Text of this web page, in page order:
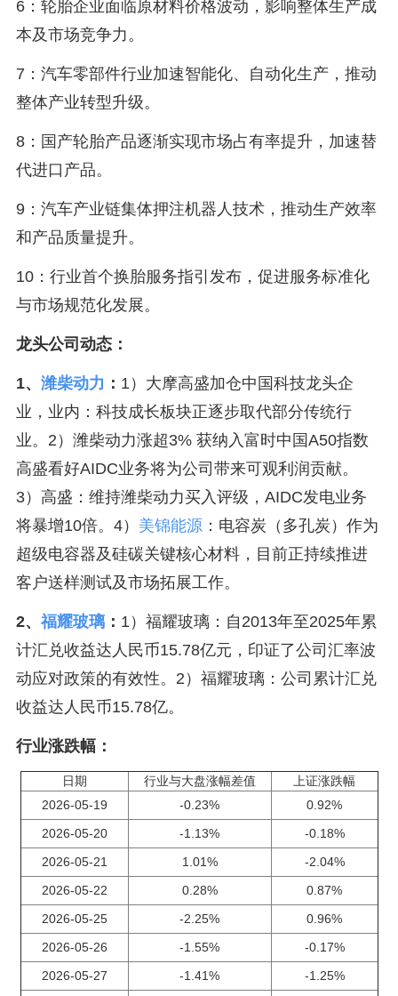
6：轮胎企业面临原材料价格波动，影响整体生产成
本及市场竞争力。
7：汽车零部件行业加速智能化、自动化生产，推动
整体产业转型升级。
8：国产轮胎产品逐渐实现市场占有率提升，加速替
代进口产品。
9：汽车产业链集体押注机器人技术，推动生产效率
和产品质量提升。
10：行业首个换胎服务指引发布，促进服务标准化
与市场规范化发展。
龙头公司动态：
1、 潍柴动力 ： 1）大摩高盛加仓中国科技龙头企
业，业内：科技成长板块正逐步取代部分传统行
业。2）潍柴动力涨超3% 获纳入富时中国A50指数
高盛看好AIDC业务将为公司带来可观利润贡献。
3）高盛：维持潍柴动力买入评级，AIDC发电业务
将暴增10倍。4） 美锦能源：电容炭（多孔炭）作为
超级电容器及硅碳关键核心材料，目前正持续推进
客户送样测试及市场拓展工作。
2、 福耀玻璃： 1）福耀玻璃：自2013年至2025年累
计汇兑收益达人民币15.78亿元，印证了公司汇率波
动应对政策的有效性。2）福耀玻璃：公司累计汇兑
收益达人民币15.78亿。
行业涨跌幅：
日期 行业与大盘涨幅差值
上证涨跌幅
2026-05-19
-0.23%
0.92%
2026-05-20
-1.13%
-0.18%
2026-05-21
1.01%
-2.04%
2026-05-22
0.28%
0.87%
2026-05-25
-2.25%
0.96%
2026-05-26
-1.55%
-0.17%
2026-05-27
-1.41%
-1.25%